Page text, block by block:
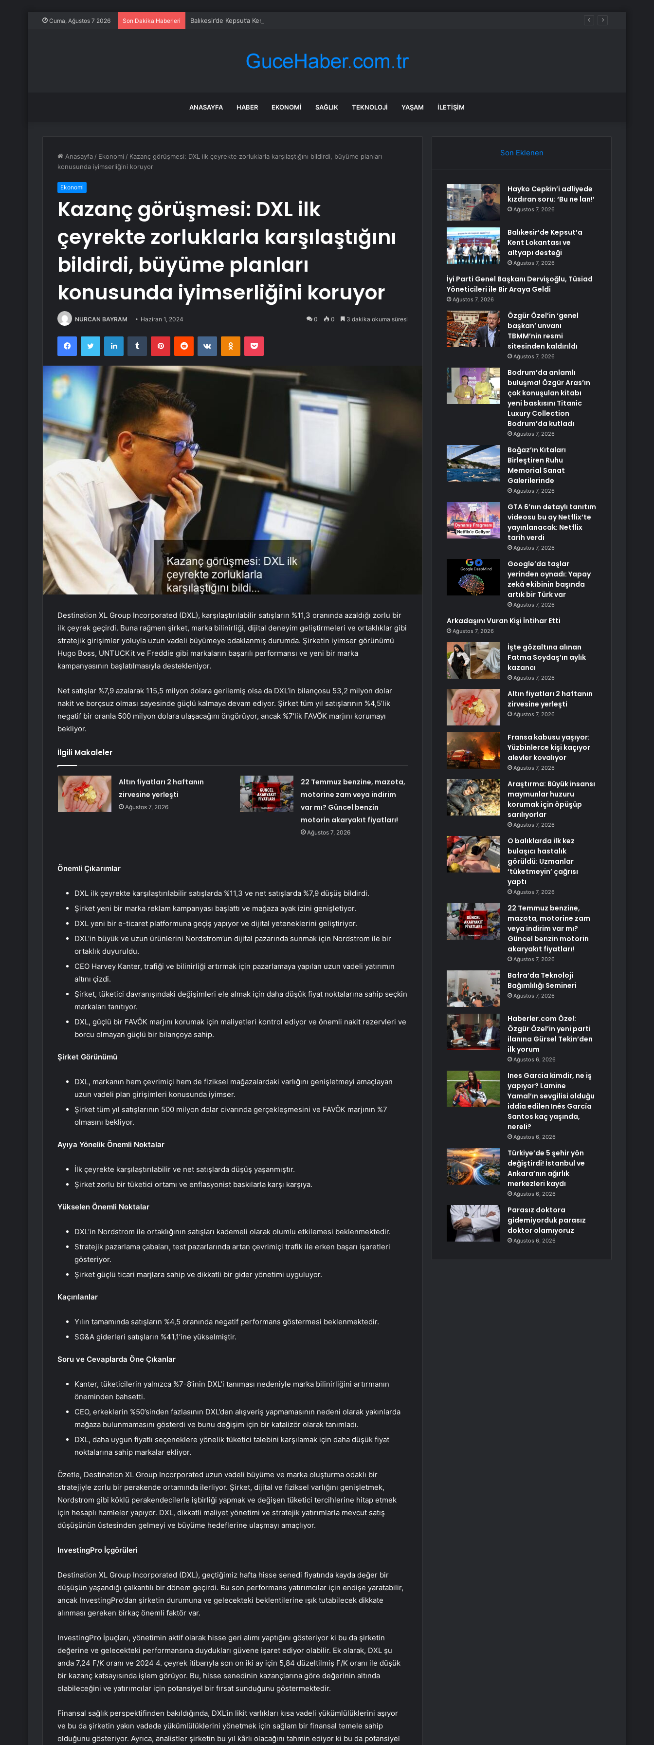
Cuma, Ağustos 7 2026 Son Dakika Haberleri Balıkesir’de Kepsut’a Kent Lokantası ve altyapı desteği
ANASAYFA HABER EKONOMI SAĞLIK TEKNOLOJI YAŞAM İLETIŞIM
Anasayfa / Ekonomi / Kazanç görüşmesi: DXL ilk çeyrekte zorluklarla karşılaştığını bildirdi, büyüme planları
konusunda iyimserliğini koruyor
Ekonomi
Kazanç görüşmesi: DXL ilk
çeyrekte zorluklarla karşılaştığını
bildirdi, büyüme planları
konusunda iyimserliğini koruyor
NURCAN BAYRAM Haziran 1, 2024 0 0 3 dakika okuma süresi
FacebookTwitter LinkedInTumblr PinterestReddit VKontakteOdnoklassniki
Pocket
Destination XL Group Incorporated (DXL), karşılaştırılabilir satışların %11,3 oranında azaldığı zorlu bir
ilk çeyrek geçirdi. Buna rağmen şirket, marka bilinirliği, dijital deneyim geliştirmeleri ve ortaklıklar gibi
stratejik girişimler yoluyla uzun vadeli büyümeye odaklanmış durumda. Şirketin iyimser görünümü
Hugo Boss, UNTUCKit ve Freddie gibi markaların başarılı performansı ve yeni bir marka
kampanyasının başlatılmasıyla destekleniyor.
Net satışlar %7,9 azalarak 115,5 milyon dolara gerilemiş olsa da DXL’in bilançosu 53,2 milyon dolar
nakit ve borçsuz olması sayesinde güçlü kalmaya devam ediyor. Şirket tüm yıl satışlarının %4,5’lik
negatif bir oranla 500 milyon dolara ulaşacağını öngörüyor, ancak %7’lik FAVÖK marjını korumayı
bekliyor.
İlgili Makaleler
Altın fiyatları 2 haftanın
zirvesine yerleşti
Ağustos 7, 2026
22 Temmuz benzine, mazota,
motorine zam veya indirim
var mı? Güncel benzin
motorin akaryakıt fiyatları!
Ağustos 7, 2026
Önemli Çıkarımlar
DXL ilk çeyrekte karşılaştırılabilir satışlarda %11,3 ve net satışlarda %7,9 düşüş bildirdi.
Şirket yeni bir marka reklam kampanyası başlattı ve mağaza ayak izini genişletiyor.
DXL yeni bir e-ticaret platformuna geçiş yapıyor ve dijital yeteneklerini geliştiriyor.
DXL’in büyük ve uzun ürünlerini Nordstrom’un dijital pazarında sunmak için Nordstrom ile bir
ortaklık duyuruldu.
CEO Harvey Kanter, trafiği ve bilinirliği artırmak için pazarlamaya yapılan uzun vadeli yatırımın
altını çizdi.
Şirket, tüketici davranışındaki değişimleri ele almak için daha düşük fiyat noktalarına sahip seçkin
markaları tanıtıyor.
DXL, güçlü bir FAVÖK marjını korumak için maliyetleri kontrol ediyor ve önemli nakit rezervleri ve
borcu olmayan güçlü bir bilançoya sahip.
Şirket Görünümü
DXL, markanın hem çevrimiçi hem de fiziksel mağazalardaki varlığını genişletmeyi amaçlayan
uzun vadeli plan girişimleri konusunda iyimser.
Şirket tüm yıl satışlarının 500 milyon dolar civarında gerçekleşmesini ve FAVÖK marjının %7
olmasını bekliyor.
Ayıya Yönelik Önemli Noktalar
İlk çeyrekte karşılaştırılabilir ve net satışlarda düşüş yaşanmıştır.
Şirket zorlu bir tüketici ortamı ve enflasyonist baskılarla karşı karşıya.
Yükselen Önemli Noktalar
DXL’in Nordstrom ile ortaklığının satışları kademeli olarak olumlu etkilemesi beklenmektedir.
Stratejik pazarlama çabaları, test pazarlarında artan çevrimiçi trafik ile erken başarı işaretleri
gösteriyor.
Şirket güçlü ticari marjlara sahip ve dikkatli bir gider yönetimi uyguluyor.
Kaçırılanlar
Yılın tamamında satışların %4,5 oranında negatif performans göstermesi beklenmektedir.
SG&A giderleri satışların %41,1’ine yükselmiştir.
Soru ve Cevaplarda Öne Çıkanlar
Kanter, tüketicilerin yalnızca %7-8’inin DXL’i tanıması nedeniyle marka bilinirliğini artırmanın
öneminden bahsetti.
CEO, erkeklerin %50’sinden fazlasının DXL’den alışveriş yapmamasının nedeni olarak yakınlarda
mağaza bulunmamasını gösterdi ve bunu değişim için bir katalizör olarak tanımladı.
DXL, daha uygun fiyatlı seçeneklere yönelik tüketici talebini karşılamak için daha düşük fiyat
noktalarına sahip markalar ekliyor.
Özetle, Destination XL Group Incorporated uzun vadeli büyüme ve marka oluşturma odaklı bir
stratejiyle zorlu bir perakende ortamında ilerliyor. Şirket, dijital ve fiziksel varlığını genişletmek,
Nordstrom gibi köklü perakendecilerle işbirliği yapmak ve değişen tüketici tercihlerine hitap etmek
için hesaplı hamleler yapıyor. DXL, dikkatli maliyet yönetimi ve stratejik yatırımlarla mevcut satış
düşüşünün üstesinden gelmeyi ve büyüme hedeflerine ulaşmayı amaçlıyor.
InvestingPro İçgörüleri
Destination XL Group Incorporated (DXL), geçtiğimiz hafta hisse senedi fiyatında kayda değer bir
düşüşün yaşandığı çalkantılı bir dönem geçirdi. Bu son performans yatırımcılar için endişe yaratabilir,
ancak InvestingPro’dan şirketin durumuna ve gelecekteki beklentilerine ışık tutabilecek dikkate
alınması gereken birkaç önemli faktör var.
InvestingPro İpuçları, yönetimin aktif olarak hisse geri alımı yaptığını gösteriyor ki bu da şirketin
değerine ve gelecekteki performansına duydukları güvene işaret ediyor olabilir. Ek olarak, DXL şu
anda 7,24 F/K oranı ve 2024 4. çeyrek itibarıyla son on iki ay için 5,84 düzeltilmiş F/K oranı ile düşük
bir kazanç katsayısında işlem görüyor. Bu, hisse senedinin kazançlarına göre değerinin altında
olabileceğini ve yatırımcılar için potansiyel bir fırsat sunduğunu göstermektedir.
Finansal sağlık perspektifinden bakıldığında, DXL’in likit varlıkları kısa vadeli yükümlülüklerini aşıyor
ve bu da şirketin yakın vadede yükümlülüklerini yönetmek için sağlam bir finansal temele sahip
olduğunu gösteriyor. Ayrıca, analistler şirketin bu yıl kârlı olacağını tahmin ediyor ki bu da potansiyel
Son Eklenen
Hayko Cepkin’i adliyede
kızdıran soru: ‘Bu ne lan!’
Ağustos 7, 2026
Balıkesir’de Kepsut’a
Kent Lokantası ve
altyapı desteği
Ağustos 7, 2026
İyi Parti Genel Başkanı Dervişoğlu, Tüsiad
Yöneticileri ile Bir Araya Geldi
Ağustos 7, 2026
Özgür Özel’in ‘genel
başkan’ unvanı
TBMM’nin resmi
sitesinden kaldırıldı
Ağustos 7, 2026
Bodrum’da anlamlı
buluşma! Özgür Aras’ın
çok konuşulan kitabı
yeni baskısını Titanic
Luxury Collection
Bodrum’da kutladı
Ağustos 7, 2026
Boğaz’ın Kıtaları
Birleştiren Ruhu
Memorial Sanat
Galerilerinde
Ağustos 7, 2026
GTA 6’nın detaylı tanıtım
videosu bu ay Netflix’te
yayınlanacak: Netflix
tarih verdi
Ağustos 7, 2026
Google’da taşlar
yerinden oynadı: Yapay
zekâ ekibinin başında
artık bir Türk var
Ağustos 7, 2026
Arkadaşını Vuran Kişi İntihar Etti
Ağustos 7, 2026
İşte gözaltına alınan
Fatma Soydaş’ın aylık
kazancı
Ağustos 7, 2026
Altın fiyatları 2 haftanın
zirvesine yerleşti
Ağustos 7, 2026
Fransa kabusu yaşıyor:
Yüzbinlerce kişi kaçıyor
alevler kovalıyor
Ağustos 7, 2026
Araştırma: Büyük insansı
maymunlar huzuru
korumak için öpüşüp
sarılıyorlar
Ağustos 7, 2026
O balıklarda ilk kez
bulaşıcı hastalık
görüldü: Uzmanlar
‘tüketmeyin’ çağrısı
yaptı
Ağustos 7, 2026
22 Temmuz benzine,
mazota, motorine zam
veya indirim var mı?
Güncel benzin motorin
akaryakıt fiyatları!
Ağustos 7, 2026
Bafra’da Teknoloji
Bağımlılığı Semineri
Ağustos 7, 2026
Haberler.com Özel:
Özgür Özel’in yeni parti
ilanına Gürsel Tekin’den
ilk yorum
Ağustos 6, 2026
Ines Garcia kimdir, ne iş
yapıyor? Lamine
Yamal’ın sevgilisi olduğu
iddia edilen Inés García
Santos kaç yaşında,
nereli?
Ağustos 6, 2026
Türkiye’de 5 şehir yön
değiştirdi! İstanbul ve
Ankara’nın ağırlık
merkezleri kaydı
Ağustos 6, 2026
Parasız doktora
gidemiyorduk parasız
doktor olamıyoruz
Ağustos 6, 2026